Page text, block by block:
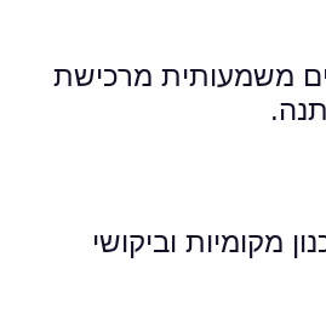
משמעותית מרכישת
מקומיות וביקושי